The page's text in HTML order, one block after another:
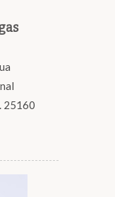
25160